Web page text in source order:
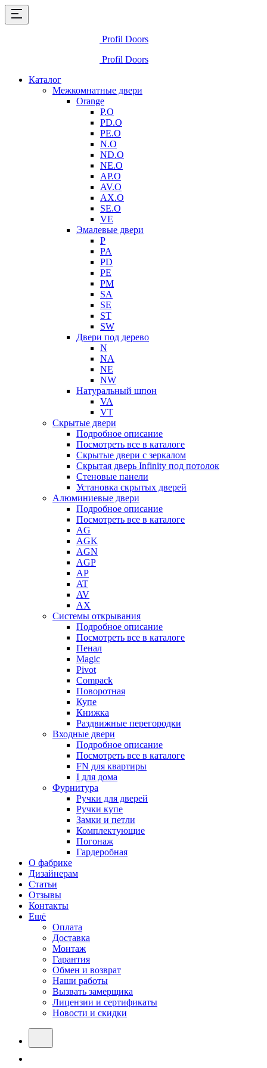
Profil Doors
Profil Doors
Каталог
Межкомнатные двери
Orange
P.O
PD.O
PE.O
N.O
ND.O
NE.O
AP.O
AV.O
AX.O
SE.O
VE
Эмалевые двери
P
PA
PD
PE
PM
SA
SE
ST
SW
Двери под дерево
N
NA
NE
NW
Натуральный шпон
VA
VT
Скрытые двери
Подробное описание
Посмотреть все в каталоге
Скрытые двери с зеркалом
Скрытая дверь Infinity под потолок
Стеновые панели
Установка скрытых дверей
Алюминиевые двери
Подробное описание
Посмотреть все в каталоге
AG
AGK
AGN
AGP
AP
AT
AV
AX
Системы открывания
Подробное описание
Посмотреть все в каталоге
Пенал
Magic
Pivot
Compack
Поворотная
Купе
Книжка
Раздвижные перегородки
Входные двери
Подробное описание
Посмотреть все в каталоге
FN для квартиры
I для дома
Фурнитура
Ручки для дверей
Ручки купе
Замки и петли
Комплектующие
Погонаж
Гардеробная
О фабрике
Дизайнерам
Статьи
Отзывы
Контакты
Ещё
Оплата
Доставка
Монтаж
Гарантия
Обмен и возврат
Наши работы
Вызвать замерщика
Лицензии и сертификаты
Новости и скидки